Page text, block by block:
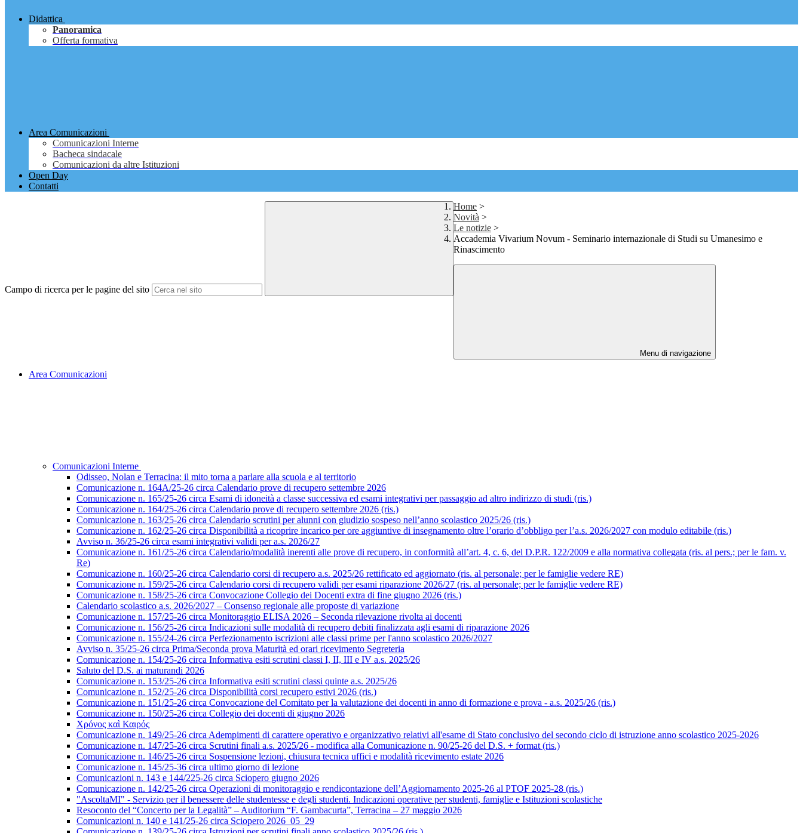
Didattica
Panoramica
Offerta formativa
Area Comunicazioni
Comunicazioni Interne
Bacheca sindacale
Comunicazioni da altre Istituzioni
Open Day
Contatti
Campo di ricerca per le pagine del sito
Home >
Novità >
Le notizie >
Accademia Vivarium Novum - Seminario internazionale di Studi su Umanesimo e
Rinascimento
Menu di navigazione
Area Comunicazioni
Comunicazioni Interne
Odisseo, Nolan e Terracina: il mito torna a parlare alla scuola e al territorio
Comunicazione n. 164A/25-26 circa Calendario prove di recupero settembre 2026
Comunicazione n. 165/25-26 circa Esami di idoneità a classe successiva ed esami integrativi per passaggio ad altro indirizzo di studi (ris.)
Comunicazione n. 164/25-26 circa Calendario prove di recupero settembre 2026 (ris.)
Comunicazione n. 163/25-26 circa Calendario scrutini per alunni con giudizio sospeso nell’anno scolastico 2025/26 (ris.)
Comunicazione n. 162/25-26 circa Disponibilità a ricoprire incarico per ore aggiuntive di insegnamento oltre l’orario d’obbligo per l’a.s. 2026/2027 con modulo editabile (ris.)
Avviso n. 36/25-26 circa esami integrativi validi per a.s. 2026/27
Comunicazione n. 161/25-26 circa Calendario/modalità inerenti alle prove di recupero, in conformità all’art. 4, c. 6, del D.P.R. 122/2009 e alla normativa collegata (ris. al pers.; per le fam. v.
Re)
Comunicazione n. 160/25-26 circa Calendario corsi di recupero a.s. 2025/26 rettificato ed aggiornato (ris. al personale; per le famiglie vedere RE)
Comunicazione n. 159/25-26 circa Calendario corsi di recupero validi per esami riparazione 2026/27 (ris. al personale; per le famiglie vedere RE)
Comunicazione n. 158/25-26 circa Convocazione Collegio dei Docenti extra di fine giugno 2026 (ris.)
Calendario scolastico a.s. 2026/2027 – Consenso regionale alle proposte di variazione
Comunicazione n. 157/25-26 circa Monitoraggio ELISA 2026 – Seconda rilevazione rivolta ai docenti
Comunicazione n. 156/25-26 circa Indicazioni sulle modalità di recupero debiti finalizzata agli esami di riparazione 2026
Comunicazione n. 155/24-26 circa Perfezionamento iscrizioni alle classi prime per l'anno scolastico 2026/2027
Avviso n. 35/25-26 circa Prima/Seconda prova Maturità ed orari ricevimento Segreteria
Comunicazione n. 154/25-26 circa Informativa esiti scrutini classi I, II, III e IV a.s. 2025/26
Saluto del D.S. ai maturandi 2026
Comunicazione n. 153/25-26 circa Informativa esiti scrutini classi quinte a.s. 2025/26
Comunicazione n. 152/25-26 circa Disponibilità corsi recupero estivi 2026 (ris.)
Comunicazione n. 151/25-26 circa Convocazione del Comitato per la valutazione dei docenti in anno di formazione e prova - a.s. 2025/26 (ris.)
Comunicazione n. 150/25-26 circa Collegio dei docenti di giugno 2026
Χρόνος καὶ Καιρός
Comunicazione n. 149/25-26 circa Adempimenti di carattere operativo e organizzativo relativi all'esame di Stato conclusivo del secondo ciclo di istruzione anno scolastico 2025-2026
Comunicazione n. 147/25-26 circa Scrutini finali a.s. 2025/26 - modifica alla Comunicazione n. 90/25-26 del D.S. + format (ris.)
Comunicazione n. 146/25-26 circa Sospensione lezioni, chiusura tecnica uffici e modalità ricevimento estate 2026
Comunicazione n. 145/25-36 circa ultimo giorno di lezione
Comunicazioni n. 143 e 144/225-26 circa Sciopero giugno 2026
Comunicazione n. 142/25-26 circa Operazioni di monitoraggio e rendicontazione dell’Aggiornamento 2025-26 al PTOF 2025-28 (ris.)
"AscoltaMI" - Servizio per il benessere delle studentesse e degli studenti. Indicazioni operative per studenti, famiglie e Istituzioni scolastiche
Resoconto del “Concerto per la Legalità” – Auditorium “F. Gambacurta”, Terracina – 27 maggio 2026
Comunicazioni n. 140 e 141/25-26 circa Sciopero 2026_05_29